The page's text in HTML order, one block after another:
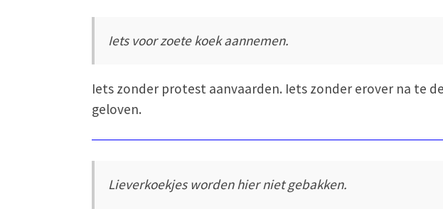
Iets voor zoete koek aannemen.
Iets zonder protest aanvaarden. Iets zonder erover na te
geloven.
Lieverkoekjes worden hier niet gebakken.